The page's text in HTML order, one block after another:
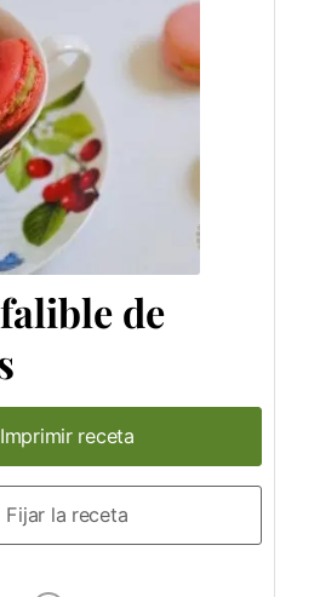
de
Imprimir receta
Fijar la receta